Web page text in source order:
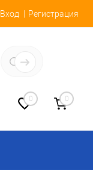
Вход Регистрация
0 0